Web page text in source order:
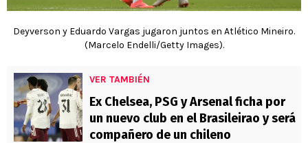
Deyverson y Eduardo Vargas jugaron juntos en Atlético Mineiro.
(Marcelo Endelli/Getty Images).
VER TAMBIÉN
Ex Chelsea, PSG y Arsenal ficha por
un nuevo club en el Brasileirao y será
compañero de un chileno